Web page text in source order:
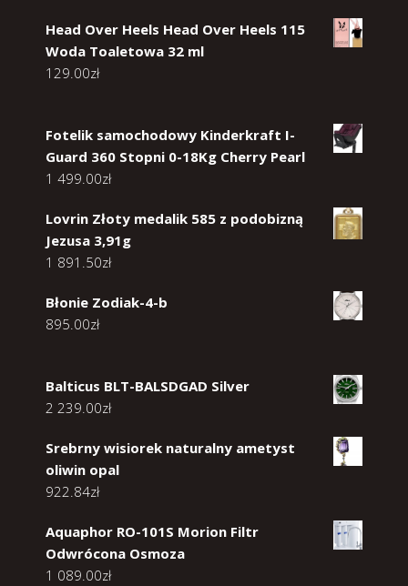
Head Over Heels Head Over Heels 115
Woda Toaletowa 32 ml
129.00zł
Fotelik samochodowy Kinderkraft I-
Guard 360 Stopni 0-18Kg Cherry Pearl
1 499.00zł
Lovrin Złoty medalik 585 z podobizną
Jezusa 3,91g
1 891.50zł
Błonie Zodiak-4-b
895.00zł
Balticus BLT-BALSDGAD Silver
2 239.00zł
Srebrny wisiorek naturalny ametyst
oliwin opal
922.84zł
Aquaphor RO-101S Morion Filtr
Odwrócona Osmoza
1 089.00zł